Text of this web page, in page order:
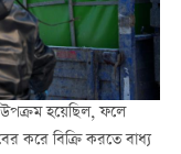
হয়েছিল, ফলে
করে বিক্রি করতে বাধ্য